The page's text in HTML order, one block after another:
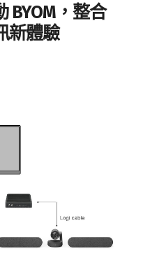
BYOM，整合
新體驗